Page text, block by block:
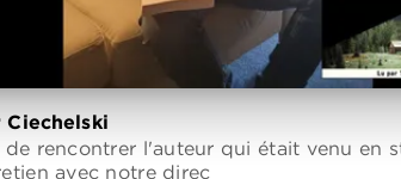
de rencontrer l'auteur qui était venu en
avec notre direc